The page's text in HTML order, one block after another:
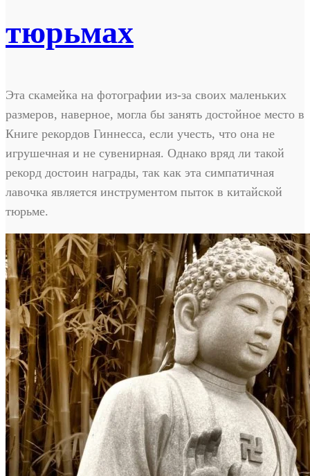
тюрьмах
Эта скамейка на фотографии из-за своих маленьких
размеров, наверное, могла бы занять достойное место в
Книге рекордов Гиннесса, если учесть, что она не
игрушечная и не сувенирная. Однако вряд ли такой
рекорд достоин награды, так как эта симпатичная
лавочка является инструментом пыток в китайской
тюрьме.